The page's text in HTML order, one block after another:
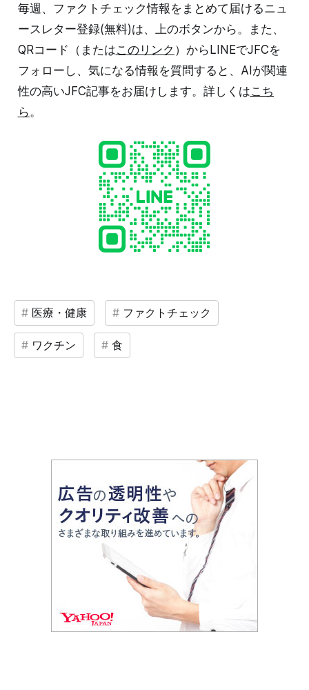
毎週、ファクトチェック情報をまとめて届けるニュ
ースレター登録(無料)は、上のボタンから。また、
QRコード（またはこのリンク ）からLINEでJFCを
フォローし、気になる情報を質問すると、AIが関連
性の高いJFC記事をお届けします。詳しくはこち
ら 。
医療・健康 ファクトチェック
ワクチン 食